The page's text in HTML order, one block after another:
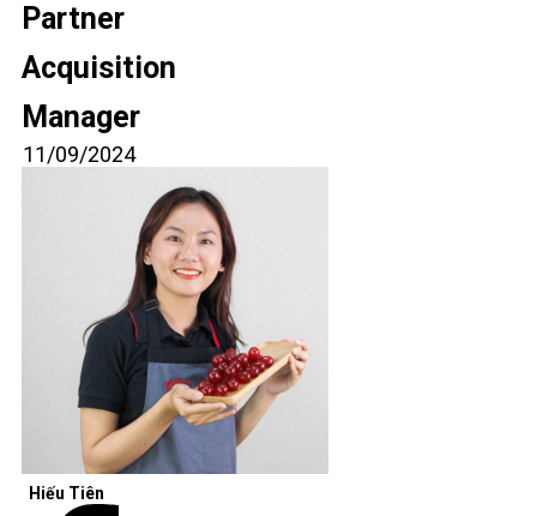
Partner
Acquisition
Manager
11/09/2024
Hiếu Tiên